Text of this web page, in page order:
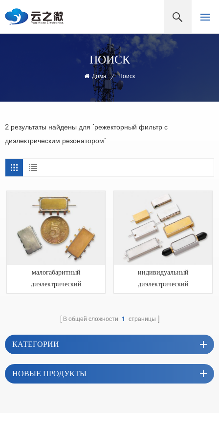
ПОИСК
Дома / Поиск
2 результаты найдены для "режекторный фильтр с
диэлектрическим резонатором"
малогабаритный
диэлектрический
индивидуальный
диэлектрический
В общей сложности 1 страницы
КАТЕГОРИИ
НОВЫЕ ПРОДУКТЫ